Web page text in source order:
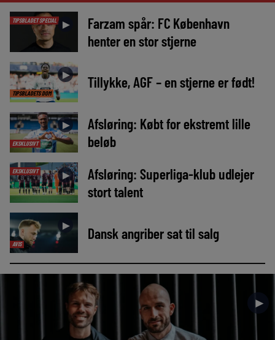
TIPSBLADET SPECIAL ►
Farzam spår: FC København
henter en stor stjerne
TIPSBLADETS DOM
► Tillykke, AGF – en stjerne er født!
EKSKLUSIVT
►
Afsløring: Købt for ekstremt lille
beløb
EKSKLUSIVT ►
Afsløring: Superliga-klub udlejer
stort talent
AVIS
► Dansk angriber sat til salg
►